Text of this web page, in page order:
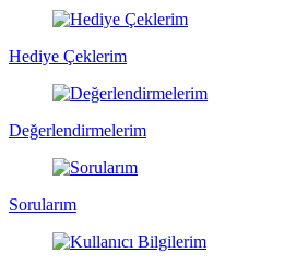
Hediye Çeklerim
Değerlendirmelerim
Sorularım